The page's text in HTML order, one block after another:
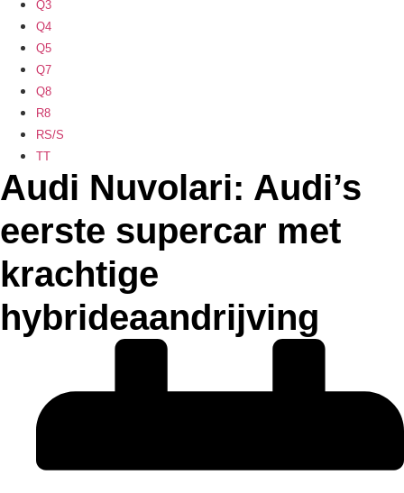
Q3
Q4
Q5
Q7
Q8
R8
RS/S
TT
Audi Nuvolari: Audi’s
eerste supercar met
krachtige
hybrideaandrijving